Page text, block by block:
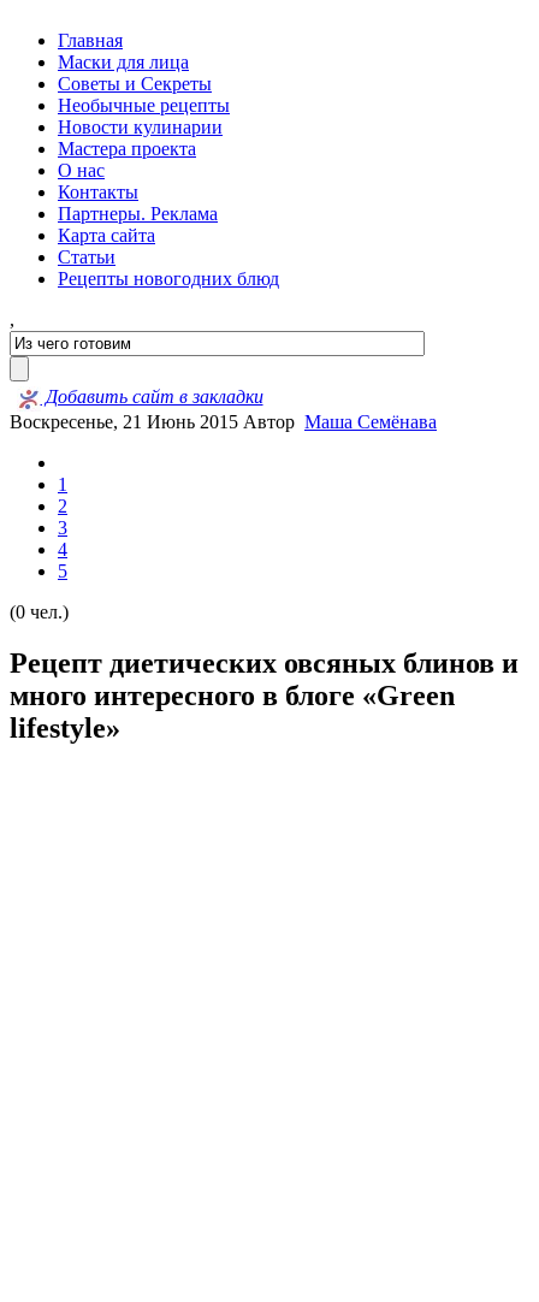
Главная
Маски для лица
Советы и Секреты
Необычные рецепты
Новости кулинарии
Мастера проекта
О нас
Контакты
Партнеры. Реклама
Карта сайта
Статьи
Рецепты новогодних блюд
,
Добавить сайт в закладки
Воскресенье, 21 Июнь 2015 Автор Маша Семёнава
1
2
3
4
5
(0 чел.)
Рецепт диетических овсяных блинов и
много интересного в блоге «Green
lifestyle»